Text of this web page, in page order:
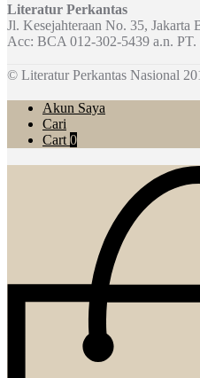
Literatur Perkantas
Jl. Kesejahteraan No. 35, Jakarta
Acc: BCA 012-302-5439 a.n. PT.
© Literatur Perkantas Nasional
Akun Saya
Cari
Cart 0